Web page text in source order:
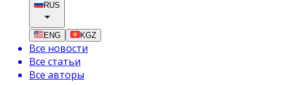
RUS
ENG KGZ
Все новости
Все статьи
Все авторы